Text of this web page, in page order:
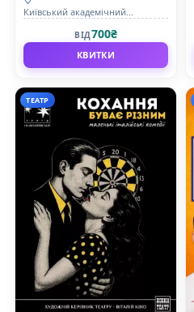
Київський академічний
ВІД700₴
КВИТКИ
ТЕАТР